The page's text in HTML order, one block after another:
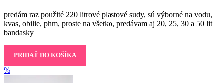
predám raz použité 220 litrové plastové sudy, sú výborné na vodu,
kvas, obilie, phm, proste na všetko, predávam aj 20, 25, 30 a 50 lit
bandasky
PRIDAŤ DO KOŠÍKA
%